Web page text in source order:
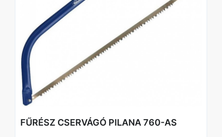
FŰRÉSZ CSERVÁGÓ PILANA 760-AS